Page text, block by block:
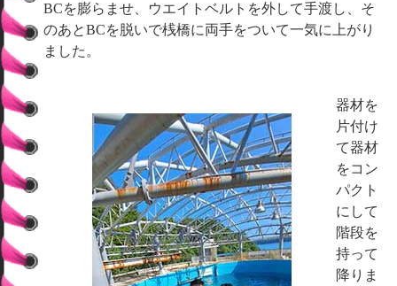
BCを膨らませ、ウエイトベルトを外して手渡し、そ
のあとBCを脱いで桟橋に両手をついて一気に上がり
ました。
器材を
片付け
て器材
をコン
パクト
にして
階段を
持って
降りま